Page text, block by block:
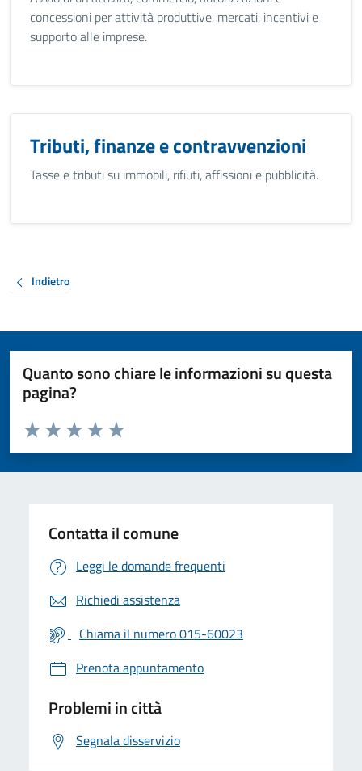
concessioni per attività produttive, mercati, incentivi e
supporto alle imprese.
Tributi, finanze e contravvenzioni
Tasse e tributi su immobili, rifiuti, affissioni e pubblicità.
Indietro
Quanto sono chiare le informazioni su questa
pagina?
Valuta da 1 a 5 stelle la pagina
Valuta 5 stelle su 5
Valuta 4 stelle su 5
Valuta 3 stelle su 5
Valuta 2 stelle su 5
Valuta 1 stelle su 5
Contatta il comune
Leggi le domande frequenti
Richiedi assistenza
Chiama il numero 015-60023
Prenota appuntamento
Problemi in città
Segnala disservizio